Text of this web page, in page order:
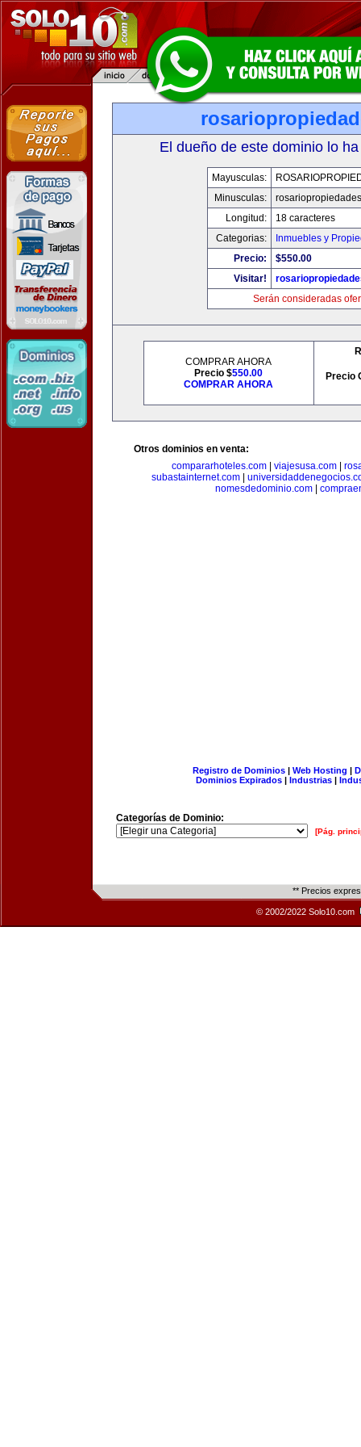
El dueño de este dominio lo
Mayusculas:
Minusculas:
Longitud:
18 caracteres
Categorias:
Inmuebles y
Precio:
$550.00
Visitar!
Serán consideradas
COMPRAR AHORA
Precio $550.00
COMPRAR AHORA
Precio
Otros dominios en venta:
compararhoteles.com| viajesusa.com|
subastainternet.com|
nomesdedominio.com|
Registro de Dominios| Web Hosting |
Dominios Expirados | Industrias |
Categorías de Dominio:
[Pág.
** Precios
© 2002/2022 Solo10.com